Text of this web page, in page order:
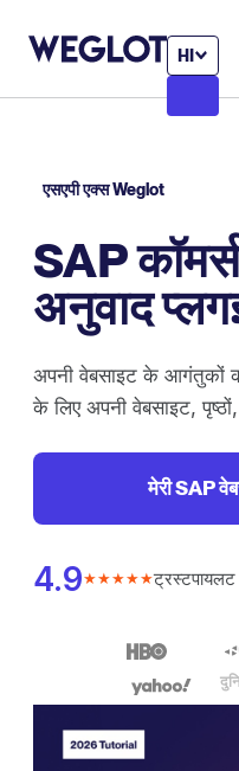
HI
एसएपी एक्स Weglot
SAP
अनुवाद
अपनी वेबसाइट के आगंतुकों
के लिए अपनी वेबसाइट,
मेरी SAP
4.9★★★★★ट्रस्टपायलट